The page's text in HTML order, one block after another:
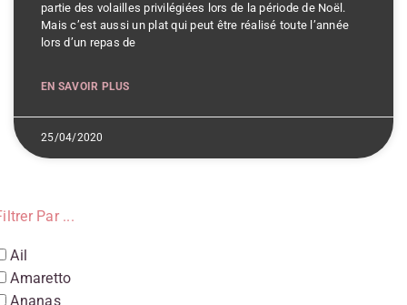
partie des volailles privilégiées lors de la période de Noël.
Mais c’est aussi un plat qui peut être réalisé toute l’année
lors d’un repas de
EN SAVOIR PLUS
25/04/2020
Par ...
Ail
Amaretto
Ananas